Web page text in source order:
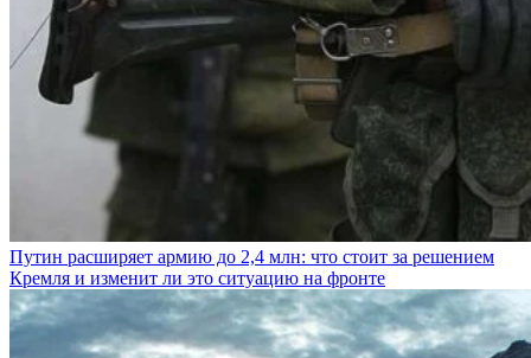
Путин расширяет армию до 2,4 млн: что стоит за решением
Кремля и изменит ли это ситуацию на фронте